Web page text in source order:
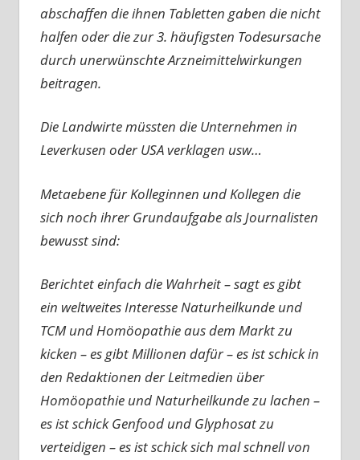
abschaffen die ihnen Tabletten gaben die nicht
halfen oder die zur 3. häufigsten Todesursache
durch unerwünschte Arzneimittelwirkungen
beitragen.
Die Landwirte müssten die Unternehmen in
Leverkusen oder USA verklagen usw…
Metaebene für Kolleginnen und Kollegen die
sich noch ihrer Grundaufgabe als Journalisten
bewusst sind:
Berichtet einfach die Wahrheit – sagt es gibt
ein weltweites Interesse Naturheilkunde und
TCM und Homöopathie aus dem Markt zu
kicken – es gibt Millionen dafür – es ist schick in
den Redaktionen der Leitmedien über
Homöopathie und Naturheilkunde zu lachen –
es ist schick Genfood und Glyphosat zu
verteidigen – es ist schick sich mal schnell von